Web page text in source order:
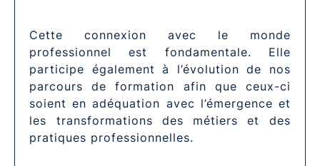
Cette connexion avec le monde
professionnel est fondamentale. Elle
participe également à l’évolution de nos
parcours de formation afin que ceux-ci
soient en adéquation avec l’émergence et
les transformations des métiers et des
pratiques professionnelles.